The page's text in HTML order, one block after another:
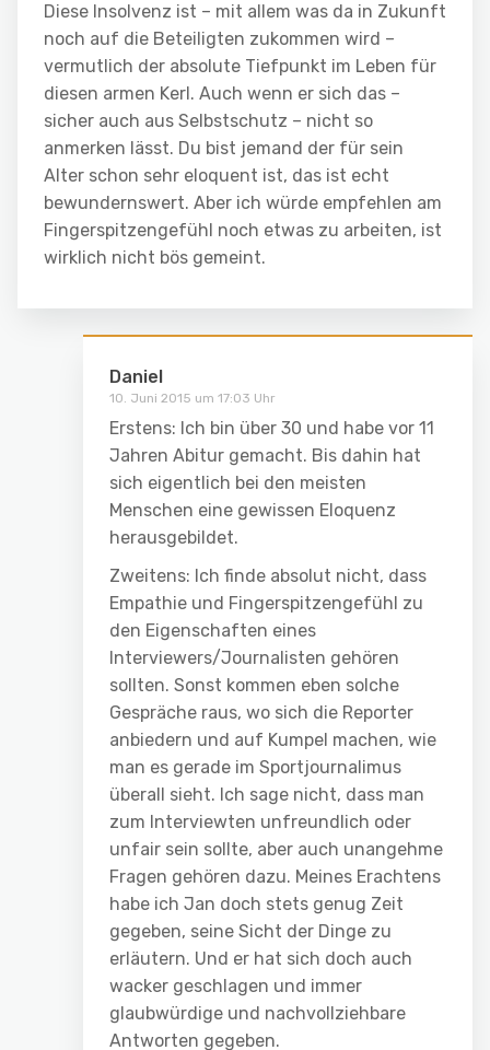
Diese Insolvenz ist – mit allem was da in Zukunft
noch auf die Beteiligten zukommen wird –
vermutlich der absolute Tiefpunkt im Leben für
diesen armen Kerl. Auch wenn er sich das –
sicher auch aus Selbstschutz – nicht so
anmerken lässt. Du bist jemand der für sein
Alter schon sehr eloquent ist, das ist echt
bewundernswert. Aber ich würde empfehlen am
Fingerspitzengefühl noch etwas zu arbeiten, ist
wirklich nicht bös gemeint.
Daniel
10. Juni 2015 um 17:03 Uhr
Erstens: Ich bin über 30 und habe vor 11
Jahren Abitur gemacht. Bis dahin hat
sich eigentlich bei den meisten
Menschen eine gewissen Eloquenz
herausgebildet.
Zweitens: Ich finde absolut nicht, dass
Empathie und Fingerspitzengefühl zu
den Eigenschaften eines
Interviewers/Journalisten gehören
sollten. Sonst kommen eben solche
Gespräche raus, wo sich die Reporter
anbiedern und auf Kumpel machen, wie
man es gerade im Sportjournalimus
überall sieht. Ich sage nicht, dass man
zum Interviewten unfreundlich oder
unfair sein sollte, aber auch unangehme
Fragen gehören dazu. Meines Erachtens
habe ich Jan doch stets genug Zeit
gegeben, seine Sicht der Dinge zu
erläutern. Und er hat sich doch auch
wacker geschlagen und immer
glaubwürdige und nachvollziehbare
Antworten gegeben.